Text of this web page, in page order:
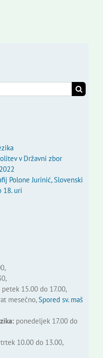
v Državni zbor
Polone Jurinić, Slovenski
18. uri
petek 15.00 do 17.00,
mesečno,Spored sv. maš
ponedeljek 17.00 do
10.00 do 13.00,